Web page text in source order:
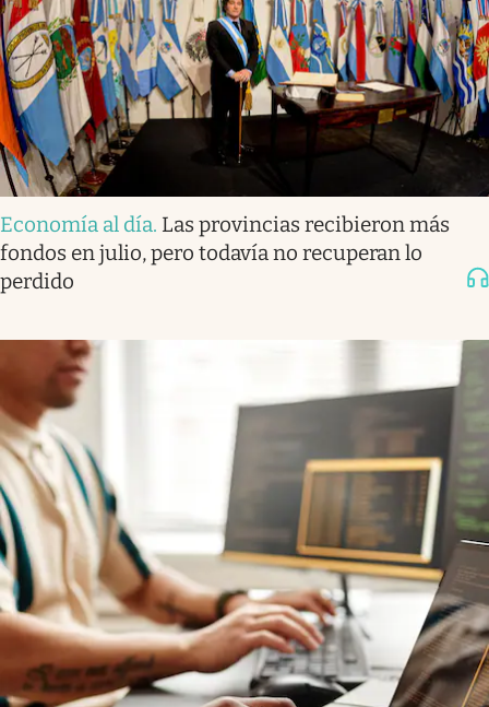
Economía al día. Las provincias recibieron más
fondos en julio, pero todavía no recuperan lo
perdido